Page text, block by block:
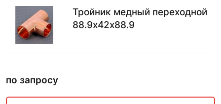
Тройник медный переходной
88.9х42х88.9
по запросу